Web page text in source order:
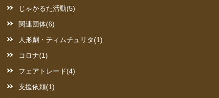
じゃかるた活動(5)
関連団体(6)
人形劇・ティムチュリタ(1)
コロナ(1)
フェアトレード(4)
支援依頼(1)